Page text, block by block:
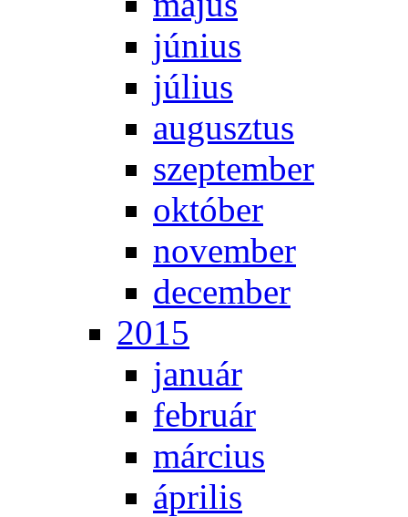
jú­ni­us
jú­li­us
au­gusz­tus
szep­tem­ber
ok­tó­ber
no­vem­ber
de­cem­ber
2015
ja­nu­ár
feb­ru­ár
már­ci­us
áp­ri­lis